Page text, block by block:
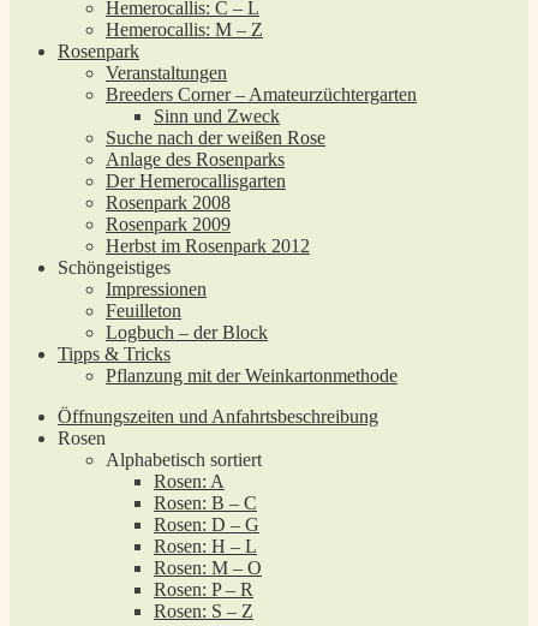
Hemerocallis: C – L
Hemerocallis: M – Z
Rosenpark
Veranstaltungen
Breeders Corner – Amateurzüchtergarten
Sinn und Zweck
Suche nach der weißen Rose
Anlage des Rosenparks
Der Hemerocallisgarten
Rosenpark 2008
Rosenpark 2009
Herbst im Rosenpark 2012
Schöngeistiges
Impressionen
Feuilleton
Logbuch – der Block
Tipps & Tricks
Pflanzung mit der Weinkartonmethode
Öffnungszeiten und Anfahrtsbeschreibung
Rosen
Alphabetisch sortiert
Rosen: A
Rosen: B – C
Rosen: D – G
Rosen: H – L
Rosen: M – O
Rosen: P – R
Rosen: S – Z